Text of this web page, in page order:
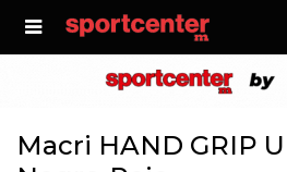

Macri HAND GRIP